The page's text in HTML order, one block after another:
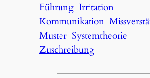
Führung Irritation
Kommunikation
Muster Systemtheorie
Zuschreibung